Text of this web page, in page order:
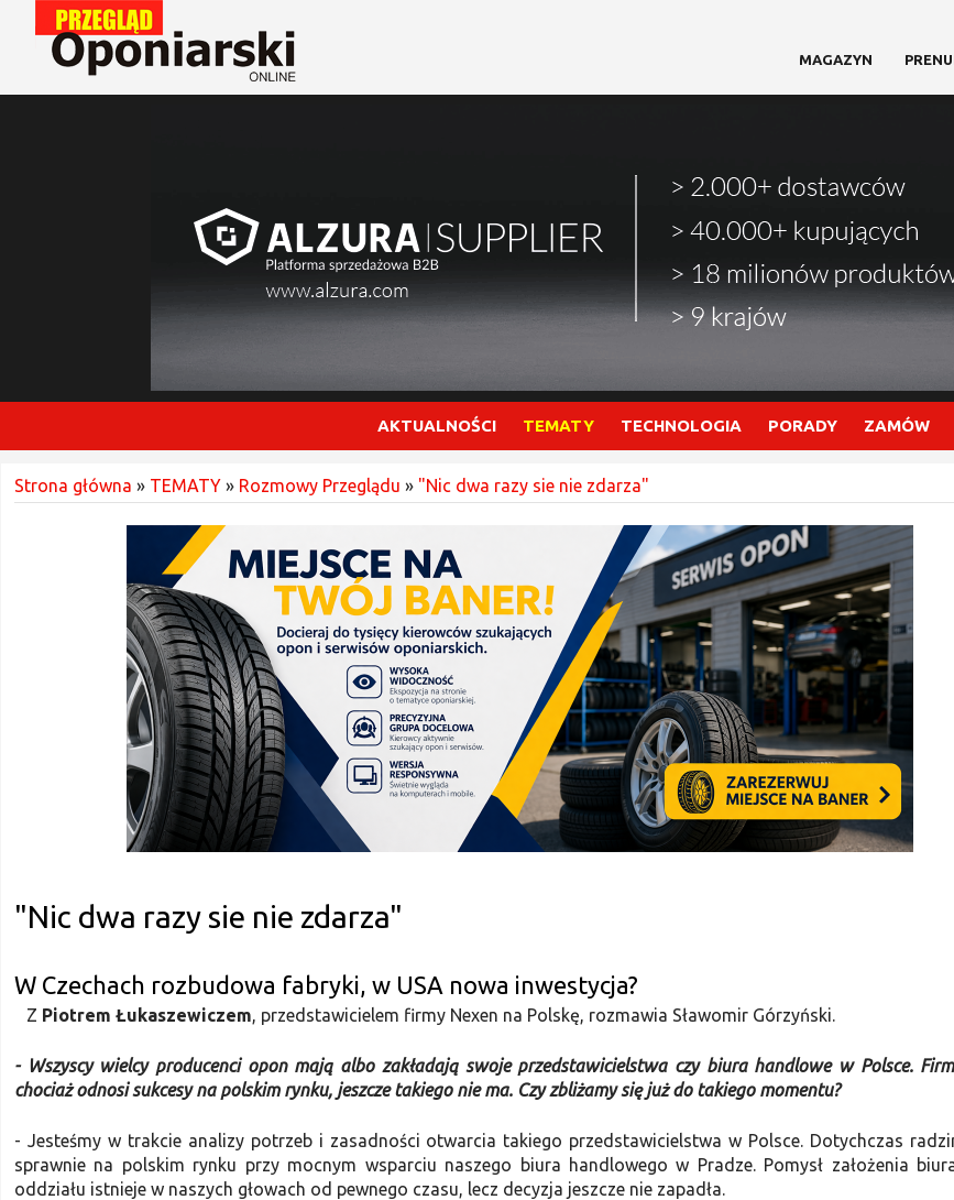
MAGAZYN
AKTUALNOŚCI TEMATY TECHNOLOGIA PORADY ZAMÓW
Strona główna » TEMATY » Rozmowy Przeglądu » "Nic dwa razy sie nie zdarza"
"Nic dwa razy sie nie zdarza"
W Czechach rozbudowa fabryki, w USA nowa inwestycja?
Z Piotrem Łukaszewiczem, przedstawicielem firmy Nexen na Polskę, rozmawia Sławomir Górzyński.
- Wszyscy wielcy producenci opon mają albo zakładają swoje przedstawicielstwa czy biura handlowe w Polsce.
chociaż odnosi sukcesy na polskim rynku, jeszcze takiego nie ma. Czy zbliżamy się już do takiego momentu?
- Jesteśmy w trakcie analizy potrzeb i zasadności otwarcia takiego przedstawicielstwa w Polsce. Dotychczas
sprawnie na polskim rynku przy mocnym wsparciu naszego biura handlowego w Pradze. Pomysł założenia
oddziału istnieje w naszych głowach od pewnego czasu, lecz decyzja jeszcze nie zapadła.